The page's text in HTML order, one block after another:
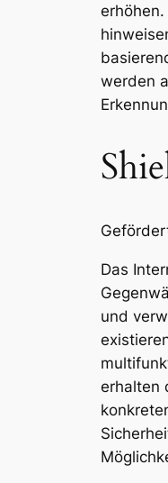
werden
Das
und
erhalten